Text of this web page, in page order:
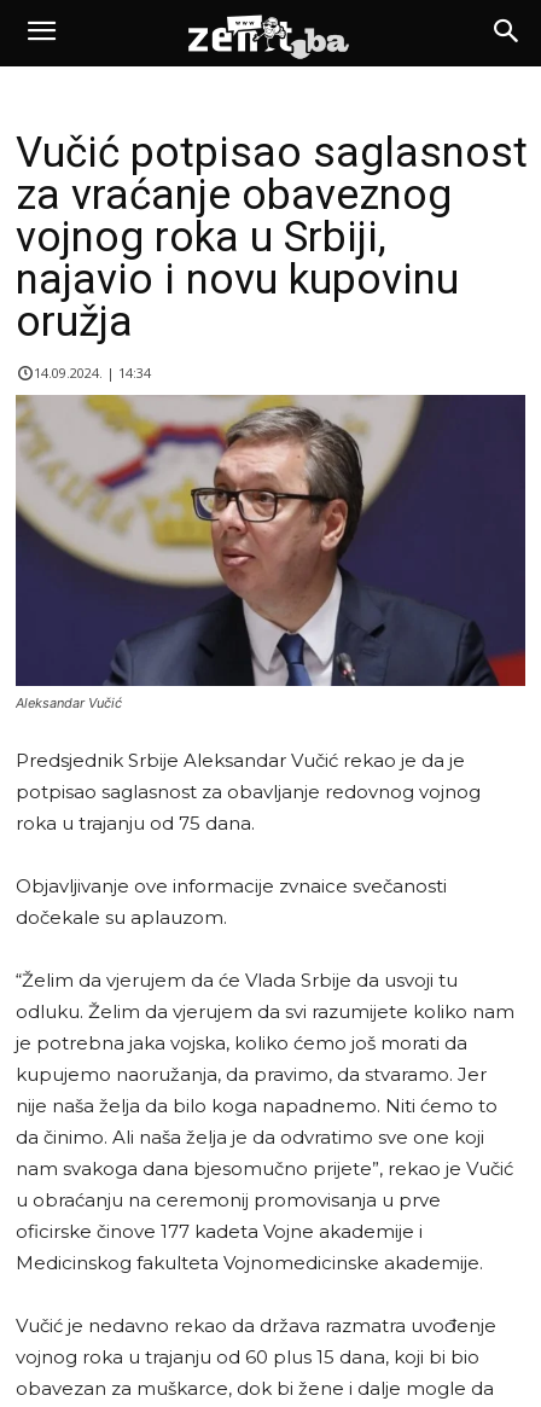
Vučić potpisao saglasnost
za vraćanje obaveznog
vojnog roka u Srbiji,
najavio i novu kupovinu
oružja
14.09.2024. | 14:34
Aleksandar Vučić
Predsjednik Srbije Aleksandar Vučić rekao je da je
potpisao saglasnost za obavljanje redovnog vojnog
roka u trajanju od 75 dana.
Objavljivanje ove informacije zvnaice svečanosti
dočekale su aplauzom.
“Želim da vjerujem da će Vlada Srbije da usvoji tu
odluku. Želim da vjerujem da svi razumijete koliko nam
je potrebna jaka vojska, koliko ćemo još morati da
kupujemo naoružanja, da pravimo, da stvaramo. Jer
nije naša želja da bilo koga napadnemo. Niti ćemo to
da činimo. Ali naša želja je da odvratimo sve one koji
nam svakoga dana bjesomučno prijete”, rekao je Vučić
u obraćanju na ceremonij promovisanja u prve
oficirske činove 177 kadeta Vojne akademije i
Medicinskog fakulteta Vojnomedicinske akademije.
Vučić je nedavno rekao da država razmatra uvođenje
vojnog roka u trajanju od 60 plus 15 dana, koji bi bio
obavezan za muškarce, dok bi žene i dalje mogle da